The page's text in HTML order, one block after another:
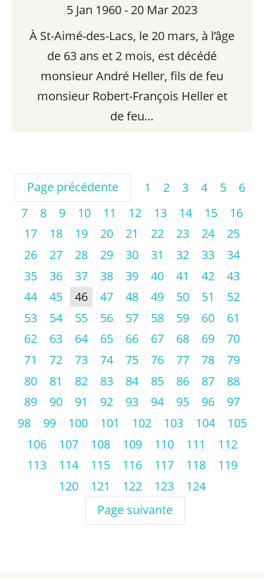
5 Jan 1960 - 20 Mar 2023
À St-Aimé-des-Lacs, le 20 mars, à l’âge
de 63 ans et 2 mois, est décédé
monsieur André Heller, fils de feu
monsieur Robert-François Heller et
de feu…
Page précédente 1 2 3 4 5
6
7
8 9 10 11 12 13 14 15
16
17
18 19 20 21 22 23 24
25
26
27 28 29 30 31 32 33
34
35
36 37 38 39 40 41 42
43
44
45 46 47 48 49 50 51
52
53
54 55 56 57 58 59 60
61
62
63 64 65 66 67 68 69
70
71
72 73 74 75 76 77 78
79
80
81 82 83 84 85 86 87
88
89
90 91 92 93 94 95 96
97
98
99 100 101 102 103 104
105
106
107 108 109 110 111
112
113
114 115 116 117 118
119
120
121 122 123
124
Page suivante